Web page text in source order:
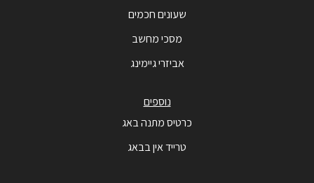
שעונים חכמים
מסכי מחשב
אביזרי גיימינג
נוספים
כרטיס מתנה באג
טרייד אין בבאג